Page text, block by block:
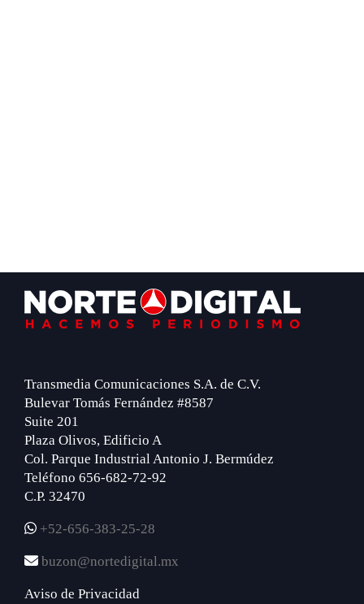
Footer
Transmedia Comunicaciones S.A. de C.V.
Bulevar Tomás Fernández #8587
Suite 201
Plaza Olivos, Edificio A
Col. Parque Industrial Antonio J. Bermúdez
Teléfono 656-682-72-92
C.P. 32470
+52-656-383-25-28
buzon@nortedigital.mx
Aviso de Privacidad